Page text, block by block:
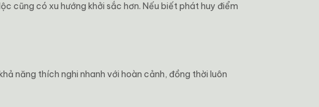
cũng có xu hướng khởi sắc hơn. Nếu biết phát huy điểm
năng thích nghi nhanh với hoàn cảnh, đồng thời luôn